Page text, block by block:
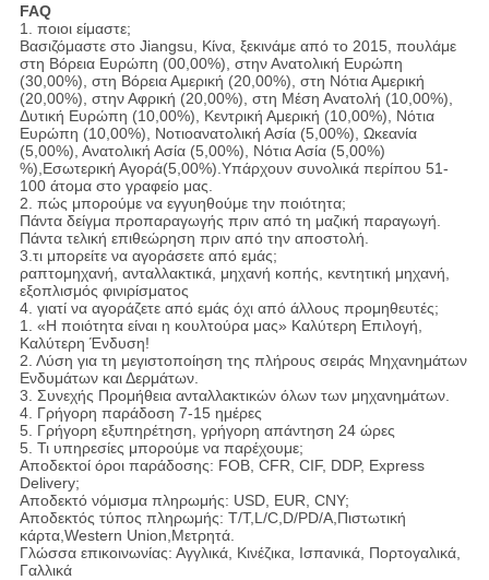
FAQ
1. ποιοι είμαστε;
Βασιζόμαστε στο Jiangsu, Κίνα, ξεκινάμε από το 2015, πουλάμε
στη Βόρεια Ευρώπη (00,00%), στην Ανατολική Ευρώπη
(30,00%), στη Βόρεια Αμερική (20,00%), στη Νότια Αμερική
(20,00%), στην Αφρική (20,00%), στη Μέση Ανατολή (10,00%),
Δυτική Ευρώπη (10,00%), Κεντρική Αμερική (10,00%), Νότια
Ευρώπη (10,00%), Νοτιοανατολική Ασία (5,00%), Ωκεανία
(5,00%), Ανατολική Ασία (5,00%), Νότια Ασία (5,00%)
%),Εσωτερική Αγορά(5,00%).Υπάρχουν συνολικά περίπου 51-
100 άτομα στο γραφείο μας.
2. πώς μπορούμε να εγγυηθούμε την ποιότητα;
Πάντα δείγμα προπαραγωγής πριν από τη μαζική παραγωγή.
Πάντα τελική επιθεώρηση πριν από την αποστολή.
3.τι μπορείτε να αγοράσετε από εμάς;
ραπτομηχανή, ανταλλακτικά, μηχανή κοπής, κεντητική μηχανή,
εξοπλισμός φινιρίσματος
4. γιατί να αγοράζετε από εμάς όχι από άλλους προμηθευτές;
1. «Η ποιότητα είναι η κουλτούρα μας» Καλύτερη Επιλογή,
Καλύτερη Ένδυση!
2. Λύση για τη μεγιστοποίηση της πλήρους σειράς Μηχανημάτων
Ενδυμάτων και Δερμάτων.
3. Συνεχής Προμήθεια ανταλλακτικών όλων των μηχανημάτων.
4. Γρήγορη παράδοση 7-15 ημέρες
5. Γρήγορη εξυπηρέτηση, γρήγορη απάντηση 24 ώρες
5. Τι υπηρεσίες μπορούμε να παρέχουμε;
Αποδεκτοί όροι παράδοσης: FOB, CFR, CIF, DDP, Express
Delivery;
Αποδεκτό νόμισμα πληρωμής: USD, EUR, CNY;
Αποδεκτός τύπος πληρωμής: T/T,L/C,D/PD/A,Πιστωτική
κάρτα,Western Union,Μετρητά.
Γλώσσα επικοινωνίας: Αγγλικά, Κινέζικα, Ισπανικά, Πορτογαλικά,
Γαλλικά